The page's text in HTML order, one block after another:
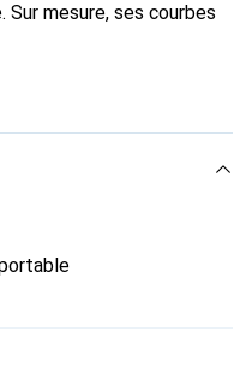
mesure, ses courbes
pour votre smartphone.
constitue un choix fiable